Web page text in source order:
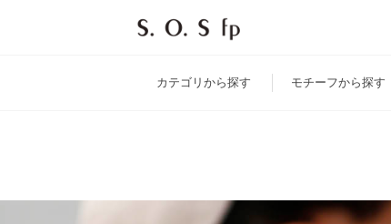
カテゴリ から探す モチーフから探す